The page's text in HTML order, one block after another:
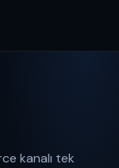
kanalı tek